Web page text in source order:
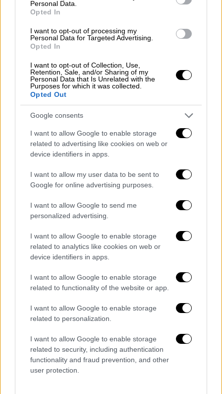
Personal Data.
Opted In
I want to opt-out of processing my
Personal Data for Targeted Advertising.
Opted In
I want to opt-out of Collection, Use,
Retention, Sale, and/or Sharing of my
Personal Data that Is Unrelated with the
Purposes for which it was collected.
Opted Out
Google consents
I want to allow Google to enable storage
related to advertising like cookies on web or
device identifiers in apps.
I want to allow my user data to be sent to
Google for online advertising purposes.
I want to allow Google to send me
personalized advertising.
I want to allow Google to enable storage
related to analytics like cookies on web or
device identifiers in apps.
I want to allow Google to enable storage
related to functionality of the website or app.
I want to allow Google to enable storage
related to personalization.
I want to allow Google to enable storage
related to security, including authentication
functionality and fraud prevention, and other
user protection.
με αμοιβή ή με άλλα υλικά ανταλλάγματα ή η
προκαλείται από ενήλικο με τον ίδιο τρόπο
και τελείται ενώπιον αυτού ή άλλου
συμπλήρωσε τα δεκαπέντε έτη, με φυλάκιση
τουλάχιστον ενός έτους και χρηματική ποινή
δέκα χιλιάδων έως πενήντα χιλιάδων ευρώ».
Μπορεί να αυστηροποιήθηκε το πλαίσιο
ποινής του αδικήματος της ασέλγειας, όμως
άλλαξε το άρθρο 113 ΠΚ που αφορά στην
αναστολή της παραγραφής για τα αδικήματα
σε βάρος ανηλίκων και ήταν αυτή η αλλαγή
που οδήγησε σε παραγραφή. Σημειώνεται,
πλημμελήματα έχουν χρόνο παραγραφής μια
πενταετία, όμως όταν πρόκειται για ανήλικο,
ο χρόνος παραγραφής αναστέλλεται μέχρι
την ενηλικίωσή του. Με τον παλιό Ποινικό
Κώδικα, η διάταξη αφορούσε τόσο
κακουργήματα, όσο και πλημμελήματα, αλλά
ο νέος Κώδικας θέλει την αναστολή
Ειδικότερα:
ΝΕΟΣ ΚΩΔΙΚΑΣ:«Η προθεσμία παραγραφής
των κακουργημάτων που στρέφονται κατά
ανηλίκου, αναστέλλεται μέχρι την